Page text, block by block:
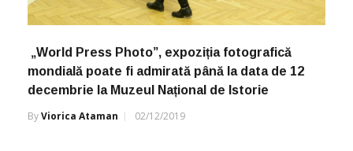
„World Press Photo”, expoziția fotografică
mondială poate fi admirată până la data de 12
decembrie la Muzeul Național de Istorie
ByViorica Ataman 02/12/2019